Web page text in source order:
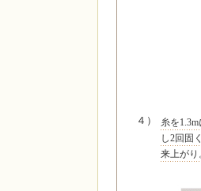
４）
糸を
し2回固
来上がり